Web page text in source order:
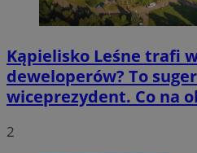
Kąpielisko Leśne trafi
deweloperów? To
wiceprezydent. Co na
2